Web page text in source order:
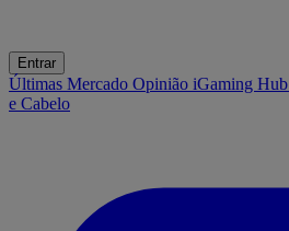
Entrar
Últimas Mercado Opinião iGaming Hub
e Cabelo